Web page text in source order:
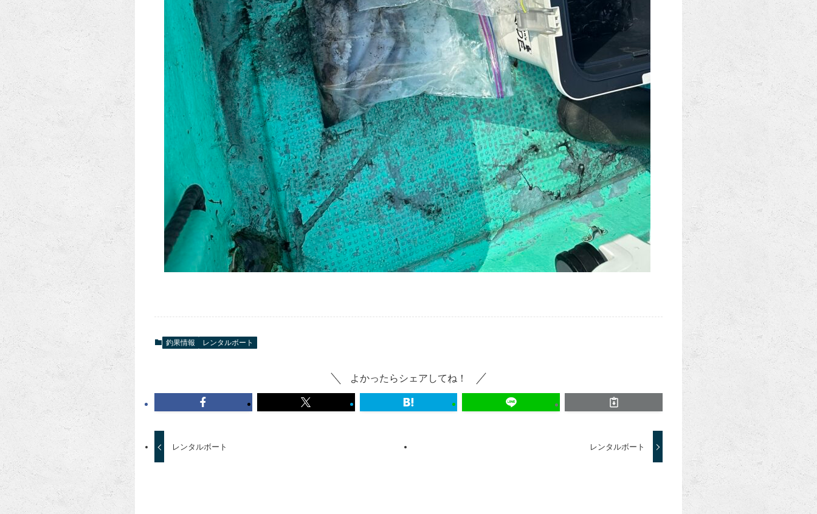
釣果情報 レンタルボート
よかったらシェアしてね！
レンタルボート レンタルボート